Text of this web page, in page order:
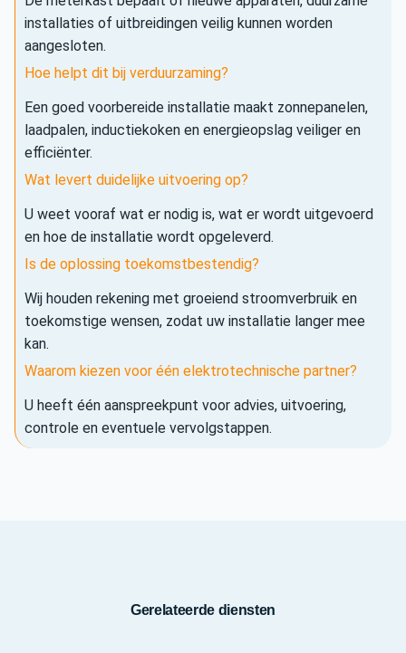
installaties of uitbreidingen veilig kunnen worden
aangesloten.
Hoe helpt dit bij verduurzaming?
Een goed voorbereide installatie maakt zonnepanelen,
laadpalen, inductiekoken en energieopslag veiliger en
efficiënter.
Wat levert duidelijke uitvoering op?
U weet vooraf wat er nodig is, wat er wordt uitgevoerd
en hoe de installatie wordt opgeleverd.
Is de oplossing toekomstbestendig?
Wij houden rekening met groeiend stroomverbruik en
toekomstige wensen, zodat uw installatie langer mee
kan.
Waarom kiezen voor één elektrotechnische partner?
U heeft één aanspreekpunt voor advies, uitvoering,
controle en eventuele vervolgstappen.
Gerelateerde diensten